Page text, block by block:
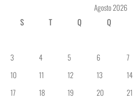
Agosto 2026
S
T Q Q
3
4 5 6 7
10
11 12 13 14
17
18 19 20 21